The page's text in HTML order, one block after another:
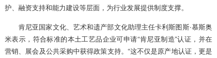
护、融资支持和能力建设等层面，为行业发展提供制度支撑。
肯尼亚国家文化、艺术和遗产部文化助理主任卡利斯图斯·慕斯奥
米表示，符合标准的本土工艺品企业可申请“肯尼亚制造”认证，并在
营销、展会及公共采购中获得政策支持。“这不仅是原产地认证，更是